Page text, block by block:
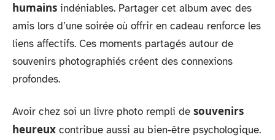
humains indéniables. Partager cet album avec des
amis lors d’une soirée où offrir en cadeau renforce les
liens affectifs. Ces moments partagés autour de
souvenirs photographiés créent des connexions
profondes.
Avoir chez soi un livre photo rempli de souvenirs
heureux contribue aussi au bien-être psychologique.